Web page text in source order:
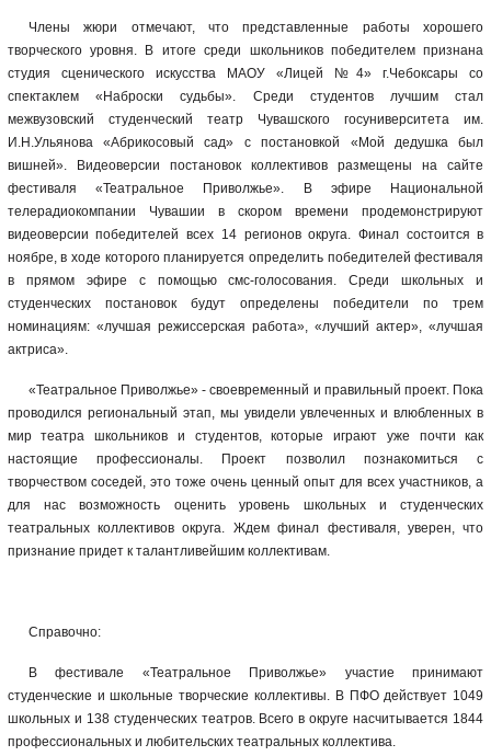
Члены жюри отмечают, что представленные работы хорошего
творческого уровня. В итоге среди школьников победителем признана
студия сценического искусства МАОУ «Лицей №4» г.Чебоксары со
спектаклем «Наброски судьбы». Среди студентов лучшим стал
межвузовский студенческий театр Чувашского госуниверситета им.
И.Н.Ульянова «Абрикосовый сад» с постановкой «Мой дедушка был
вишней». Видеоверсии постановок коллективов размещены на сайте
фестиваля «Театральное Приволжье». В эфире Национальной
телерадиокомпании Чувашии в скором времени продемонстрируют
видеоверсии победителей всех 14 регионов округа. Финал состоится в
ноябре, в ходе которого планируется определить победителей фестиваля
в прямом эфире с помощью смс-голосования. Среди школьных и
студенческих постановок будут определены победители по трем
номинациям: «лучшая режиссерская работа», «лучший актер», «лучшая
актриса».
«Театральное Приволжье» - своевременный и правильный проект. Пока
проводился региональный этап, мы увидели увлеченных и влюбленных в
мир театра школьников и студентов, которые играют уже почти как
настоящие профессионалы. Проект позволил познакомиться с
творчеством соседей, это тоже очень ценный опыт для всех участников, а
для нас возможность оценить уровень школьных и студенческих
театральных коллективов округа. Ждем финал фестиваля, уверен, что
признание придет к талантливейшим коллективам.
Справочно:
В фестивале «Театральное Приволжье» участие принимают
студенческие и школьные творческие коллективы. В ПФО действует 1049
школьных и 138 студенческих театров. Всего в округе насчитывается 1844
профессиональных и любительских театральных коллектива.